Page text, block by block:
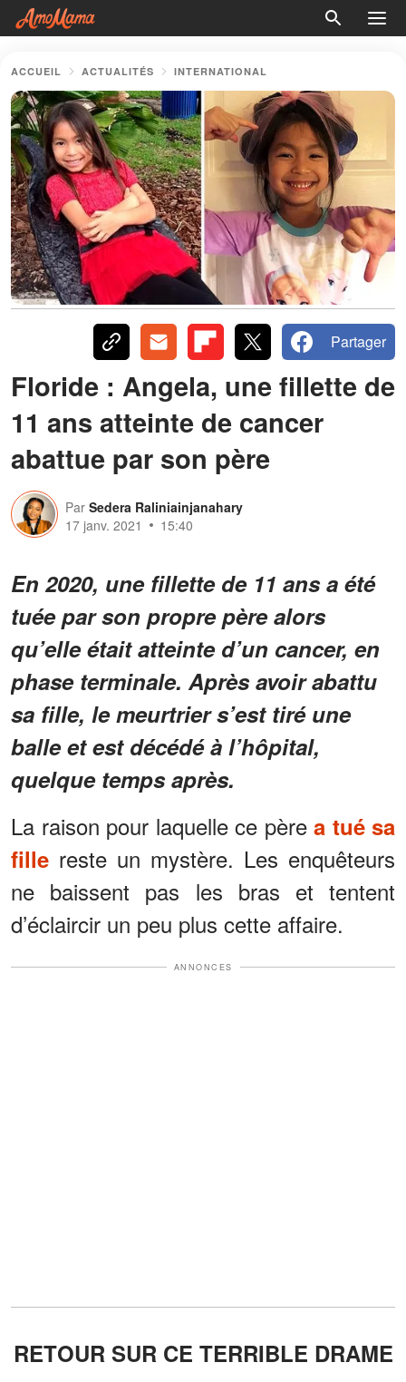
ACCUEIL ACTUALITÉS INTERNATIONAL
Partager
Floride : Angela, une fillette de
11 ans atteinte de cancer
abattue par son père
Par Sedera Raliniainjanahary
17 janv. 2021
15:40
En 2020, une fillette de 11 ans a été
tuée par son propre père alors
qu’elle était atteinte d’un cancer, en
phase terminale. Après avoir abattu
sa fille, le meurtrier s’est tiré une
balle et est décédé à l’hôpital,
quelque temps après.
La raison pour laquelle ce père a tué sa
fille reste un mystère. Les enquêteurs
ne baissent pas les bras et tentent
d’éclaircir un peu plus cette affaire.
ANNONCES
RETOUR SUR CE TERRIBLE DRAME